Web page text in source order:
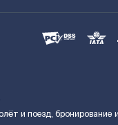
и поезд, бронирование